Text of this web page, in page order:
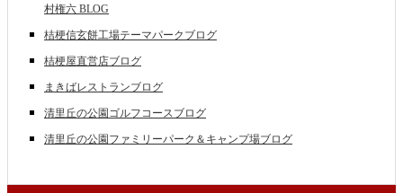
村権六 BLOG
桔梗信玄餅工場テーマパークブログ
桔梗屋直営店ブログ
まきばレストランブログ
清里丘の公園ゴルフコースブログ
清里丘の公園ファミリーパーク＆キャンプ場ブログ